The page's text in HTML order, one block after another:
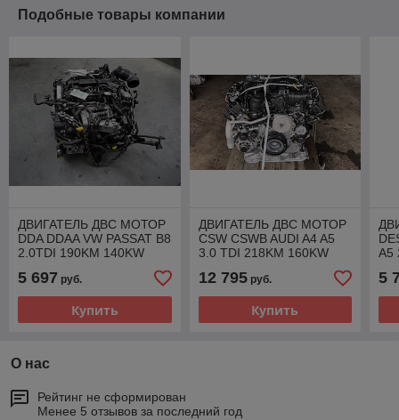
Подобные товары компании
ДВИГАТЕЛЬ ДВС МОТОР
DDA DDAA VW PASSAT B8
2.0TDI 190KM 140KW
5 697 руб.
Купить
ДВИГАТЕЛЬ ДВС МОТОР
CSW CSWB AUDI A4 A5
3.0 TDI 218KM 160KW
12 795руб.
Купить
A5
5
О нас
Рейтинг не сформирован
Менее 5 отзывов за последний год